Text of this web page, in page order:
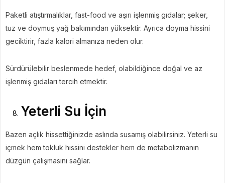
Paketli atıştırmalıklar, fast-food ve aşırı işlenmiş gıdalar; şeker,
tuz ve doymuş yağ bakımından yüksektir. Ayrıca doyma hissini
geciktirir, fazla kalori almanıza neden olur.
Sürdürülebilir beslenmede hedef, olabildiğince doğal ve az
işlenmiş gıdaları tercih etmektir.
Yeterli Su İçin
Bazen açlık hissettiğinizde aslında susamış olabilirsiniz. Yeterli su
içmek hem tokluk hissini destekler hem de metabolizmanın
düzgün çalışmasını sağlar.